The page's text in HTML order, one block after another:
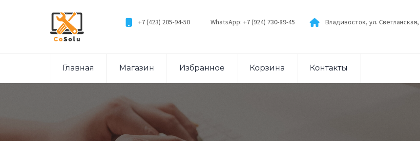
+7 (423) 205-94-50 WhatsApp: +7 (924) 730-89-45 Владивосток, ул.
Главная Магазин Избранное Корзина Контакты